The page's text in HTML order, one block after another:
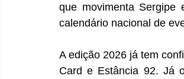
que movimenta
calendário nacional de
A edição 2026 já tem
Card e Estância 92. Já